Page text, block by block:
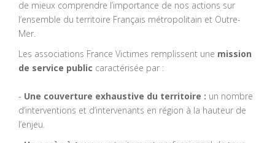
de mieux comprendre l’importance de nos actions sur
l’ensemble du territoire Français métropolitain et Outre-
Mer.
Les associations France Victimes remplissent une mission
de service public caractérisée par :
- Une couverture exhaustive du territoire : un nombre
d’interventions et d’intervenants en région à la hauteur de
l’enjeu.